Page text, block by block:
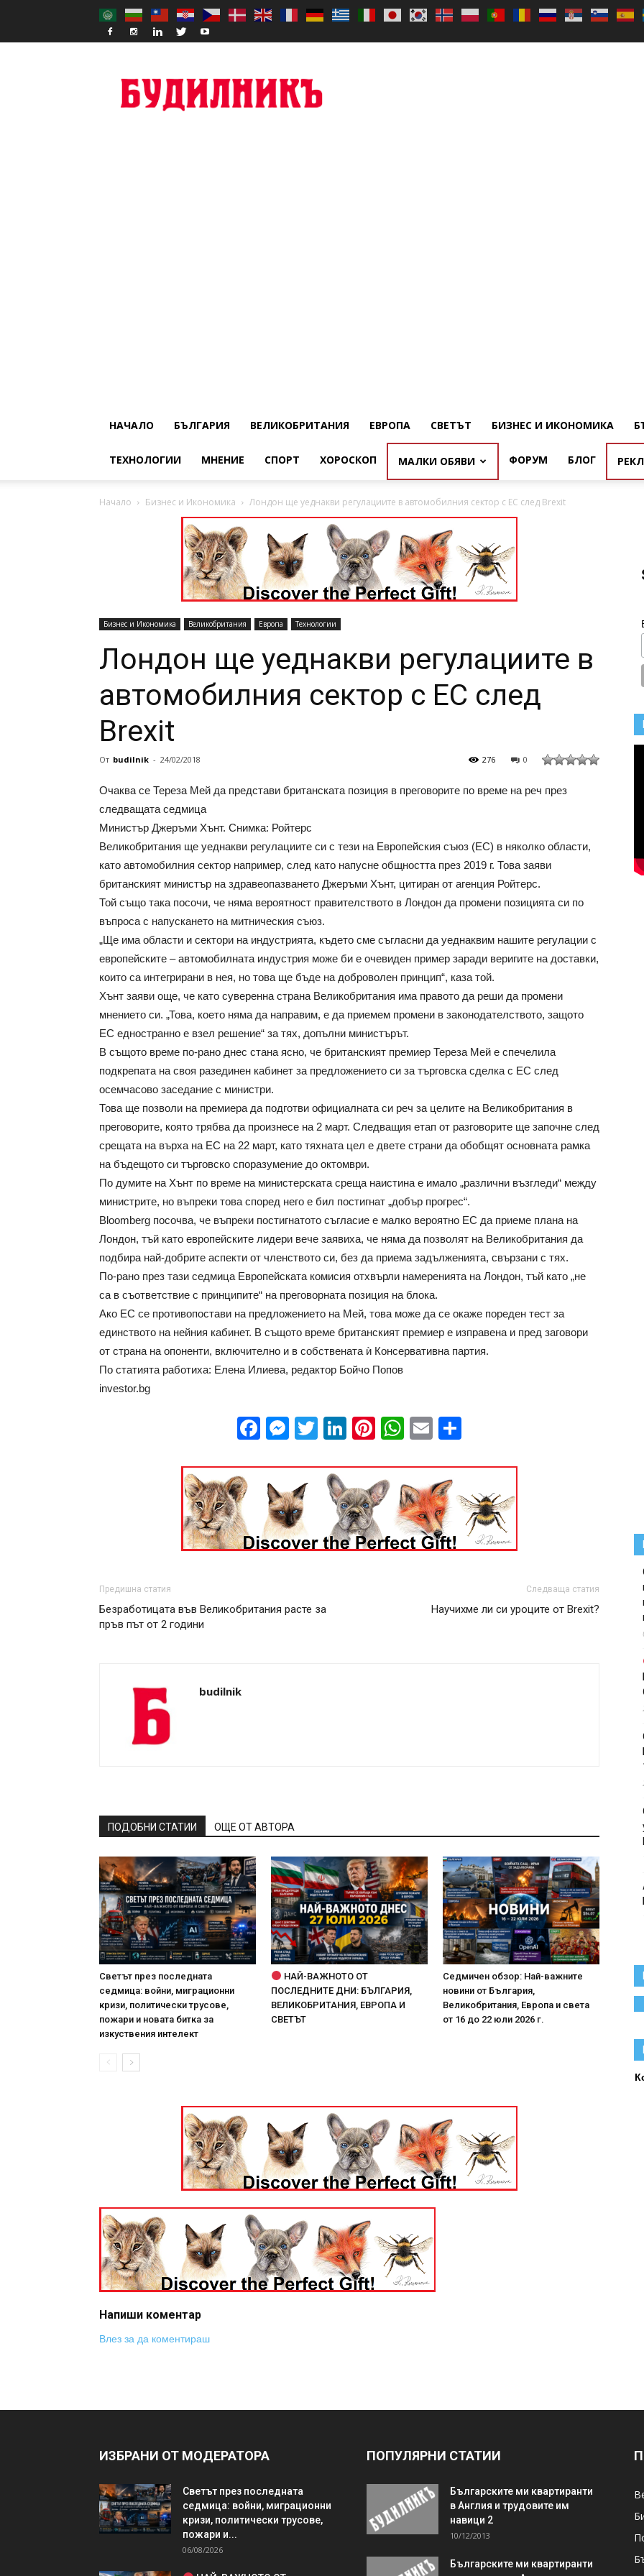
НАЧАЛО БЪЛГАРИЯ ВЕЛИКОБРИТАНИЯ ЕВРОПА СВЕТЪТ БИЗНЕС И ИКОНОМИКА
ТЕХНОЛОГИИ МНЕНИЕ СПОРТ ХОРОСКОП МАЛКИ ОБЯВИ ФОРУМ БЛОГ
Начало Бизнес и Икономика Лондон ще уеднакви регулациите в автомобилния сектор с ЕС след Brexit
Бизнес и Икономика Великобритания Европа Технологии
Лондон ще уеднакви регулациите в
автомобилния сектор с ЕС след
Brexit
От budilnik - 24/02/2018 0
276
Очаква се Тереза Мей да представи британската позиция в преговорите по време на реч през
следващата седмица
Министър Джеръми Хънт. Снимка: Ройтерс
Великобритания ще уеднакви регулациите си с тези на Европейския съюз (ЕС) в няколко области,
като автомобилния сектор например, след като напусне общността през 2019 г. Това заяви
британският министър на здравеопазването Джеръми Хънт, цитиран от агенция Ройтерс.
Той също така посочи, че няма вероятност правителството в Лондон да промени позицията си по
въпроса с напускането на митническия съюз.
„Ще има области и сектори на индустрията, където сме съгласни да уеднаквим нашите регулации с
европейските – автомобилната индустрия може би е очевиден пример заради веригите на доставки,
които са интегрирани в нея, но това ще бъде на доброволен принцип“, каза той.
Хънт заяви още, че като суверенна страна Великобритания има правото да реши да промени
мнението си. „Това, което няма да направим, е да приемем промени в законодателството, защото
ЕС едностранно е взел решение“ за тях, допълни министърът.
В същото време по-рано днес стана ясно, че британският премиер Тереза Мей е спечелила
подкрепата на своя разединен кабинет за предложението си за търговска сделка с ЕС след
осемчасово заседание с министри.
Това ще позволи на премиера да подготви официалната си реч за целите на Великобритания в
преговорите, която трябва да произнесе на 2 март. Следващия етап от разговорите ще започне след
срещата на върха на ЕС на 22 март, като тяхната цел е двете страни да обобщят основната рамка
на бъдещото си търговско споразумение до октомври.
По думите на Хънт по време на министерската среща наистина е имало „различни възгледи“ между
министрите, но въпреки това според него е бил постигнат „добър прогрес“.
Bloomberg посочва, че въпреки постигнатото съгласие е малко вероятно ЕС да приеме плана на
Лондон, тъй като европейските лидери вече заявиха, че няма да позволят на Великобритания да
подбира най-добрите аспекти от членството си, без да приема задълженията, свързани с тях.
По-рано през тази седмица Европейската комисия отхвърли намеренията на Лондон, тъй като „не
са в съответствие с принципите“ на преговорната позиция на блока.
Ако ЕС се противопостави на предложението на Мей, това може да се окаже пореден тест за
единството на нейния кабинет. В същото време британският премиер е изправена и пред заговори
от страна на опоненти, включително и в собствената ѝ Консервативна партия.
По статията работиха: Елена Илиева, редактор Бойчо Попов
investor.bg
Facebook
Messenger
Twitter
LinkedIn
Pinterest
WhatsApp
Email
Предишна статия
Безработицата във Великобритания расте за
пръв път от 2 години
Следваща статия
Научихме ли си уроците от Brexit?
budilnik
ПОДОБНИ СТАТИИ ОЩЕ ОТ АВТОРА
Светът през последната
седмица: войни, миграционни
кризи, политически трусове,
пожари и новата битка за
изкуствения интелект
НАЙ-ВАЖНОТО ОТ
ПОСЛЕДНИТЕ ДНИ: БЪЛГАРИЯ,
ВЕЛИКОБРИТАНИЯ, ЕВРОПА И
СВЕТЪТ
Седмичен обзор: Най-важните
новини от България,
Великобритания, Европа и света
от 16 до 22 юли 2026 г.
Напиши коментар
Влез за да коментираш
ИЗБРАНИ ОТ МОДЕРАТОРА
Светът през последната
седмица: войни, миграционни
кризи, политически трусове,
пожари и...
06/08/2026
ПОПУЛЯРНИ СТАТИИ
Българските ми квартиранти
в Англия и трудовите им
навици 2
10/12/2013
Българските ми квартиранти